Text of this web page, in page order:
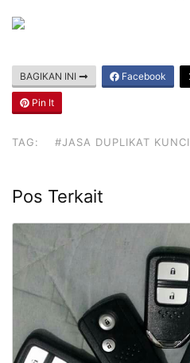
BAGIKAN INI Facebook
Pin It
TAG: #JASA DUPLIKAT KUNCI
Pos Terkait